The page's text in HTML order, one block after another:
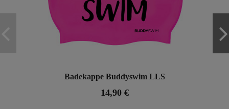
Badekappe Buddyswim LLS
14,90 €